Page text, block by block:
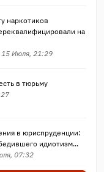
наркотиков
на
15 Июля, 21:29
в тюрьму
в юриспруденции:
идиотизм...
07:32